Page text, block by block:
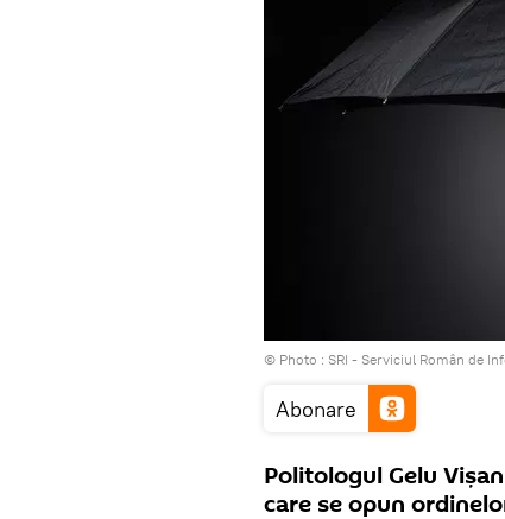
© Photo : SRI - Serviciul Român de
Abonare
Politologul Gelu
care se opun